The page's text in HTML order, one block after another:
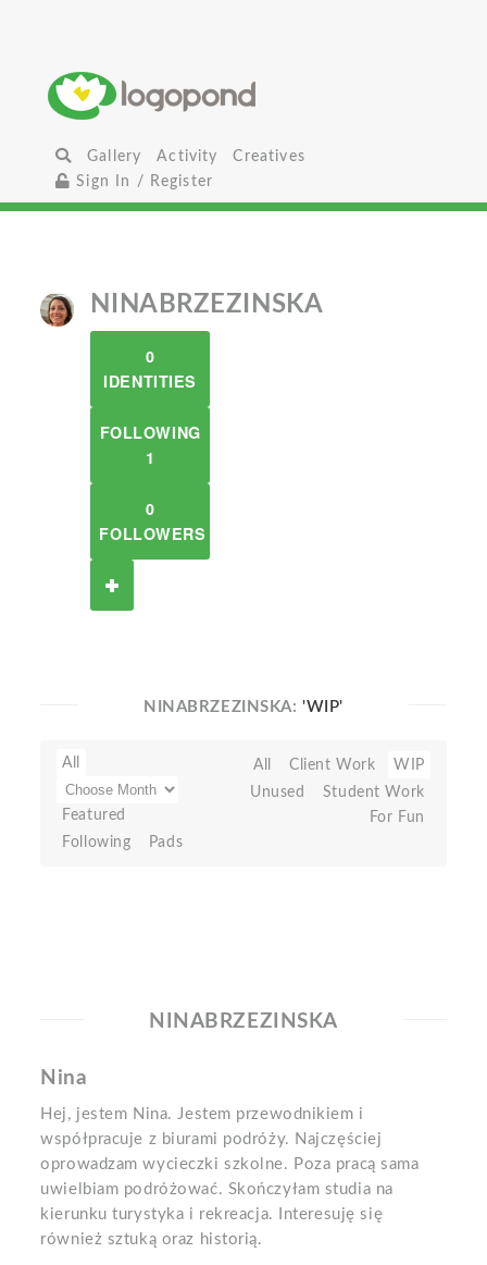
Gallery Activity
Creatives
Sign In / Register
NINABRZEZINSKA
0
IDENTITIES
FOLLOWING
1
0
FOLLOWERS
NINABRZEZINSKA:'WIP'
All
Featured
Following
Pads
All Client Work
WIP
Unused
Student Work
For Fun
NINABRZEZINSKA
Nina
Hej, jestem Nina. Jestem przewodnikiem i
współpracuje z biurami podróży. Najczęściej
oprowadzam wycieczki szkolne. Poza pracą sama
uwielbiam podróżować. Skończyłam studia na
kierunku turystyka i rekreacja. Interesuję się
również sztuką oraz historią.